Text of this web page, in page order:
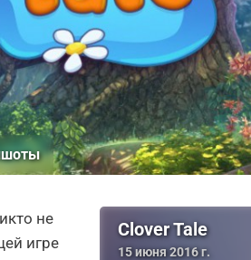
не
игре
Clover Tale
15 июня 2016 г.